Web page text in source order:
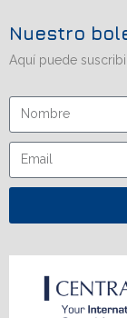
Nuestro
Aquí puede